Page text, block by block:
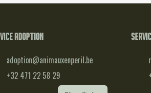
adoption
adoption@animauxenperil.be
+32 471 22 58 29